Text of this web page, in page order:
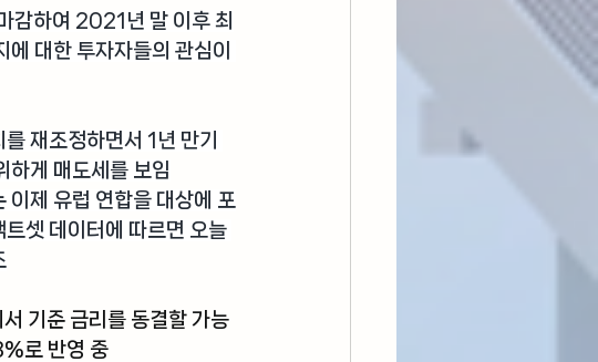
감하여 2021년 말 이후 최
대한 투자자들의 관심이
재조정하면서 1년 만기
하게 매도세를 보임
이제 유럽 연합을 대상에 포
셋 데이터에 따르면 오늘
기준 금리를 동결할 가능
로 반영 중